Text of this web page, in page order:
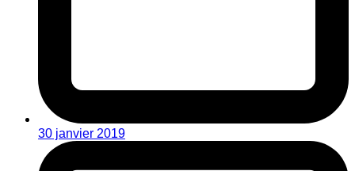
30 janvier 2019